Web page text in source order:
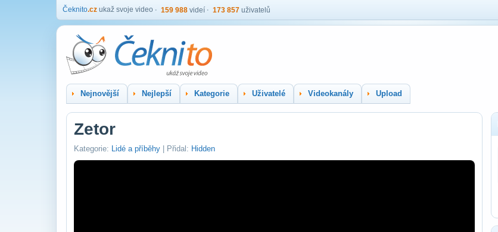
Čeknito.cz ukaž svoje video 159 988 videí 173 857 uživatelů
Nejnovější Nejlepší Kategorie Uživatelé Videokanály Upload
Zetor
Kategorie: Lidé a příběhy | Přidal: Hidden